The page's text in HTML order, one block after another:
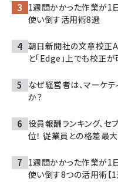
1週間かかった作業が
使い倒す活用術8選
朝日新聞社の文章校正
と「Edge」上でも校正
なぜ経営者は、マーケ
か？
役員報酬ランキング、
位！ 従業員との格差最
1週間かかった作業が
使い倒す8つの活用術【1